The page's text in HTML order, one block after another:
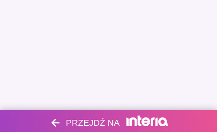
PRZEJDŹ NA